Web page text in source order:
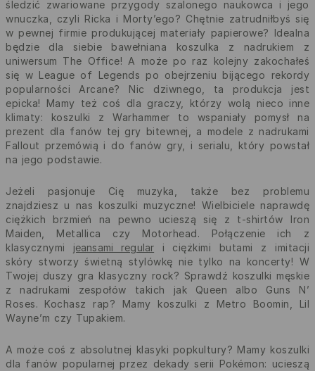
śledzić zwariowane przygody szalonego naukowca i jego
wnuczka, czyli Ricka i Morty’ego? Chętnie zatrudniłbyś się
w pewnej firmie produkującej materiały papierowe? Idealna
będzie dla siebie bawełniana koszulka z nadrukiem z
uniwersum The Office! A może po raz kolejny zakochałeś
się w League of Legends po obejrzeniu bijącego rekordy
popularności Arcane? Nic dziwnego, ta produkcja jest
epicka! Mamy też coś dla graczy, którzy wolą nieco inne
klimaty: koszulki z Warhammer to wspaniały pomysł na
prezent dla fanów tej gry bitewnej, a modele z nadrukami
Fallout przemówią i do fanów gry, i serialu, który powstał
na jego podstawie.
Jeżeli pasjonuje Cię muzyka, także bez problemu
znajdziesz u nas koszulki muzyczne! Wielbiciele naprawdę
ciężkich brzmień na pewno ucieszą się z t-shirtów Iron
Maiden, Metallica czy Motorhead. Połączenie ich z
klasycznymi jeansami regular i ciężkimi butami z imitacji
skóry stworzy świetną stylówkę nie tylko na koncerty! W
Twojej duszy gra klasyczny rock? Sprawdź koszulki męskie
z nadrukami zespołów takich jak Queen albo Guns N’
Roses. Kochasz rap? Mamy koszulki z Metro Boomin, Lil
Wayne’m czy Tupakiem.
A może coś z absolutnej klasyki popkultury? Mamy koszulki
dla fanów popularnej przez dekady serii Pokémon: ucieszą